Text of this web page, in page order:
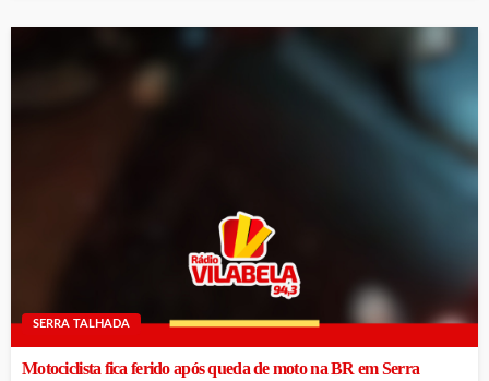
SERRA TALHADA
Motociclista fica ferido após queda de moto na BR em Serra